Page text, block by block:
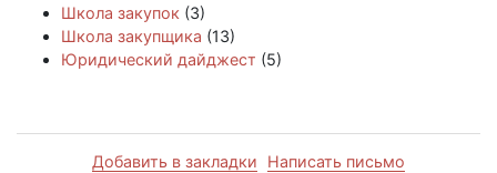
Школа закупок (3)
Школа закупщика (13)
Юридический дайджест (5)
Добавить в закладки Написать письмо